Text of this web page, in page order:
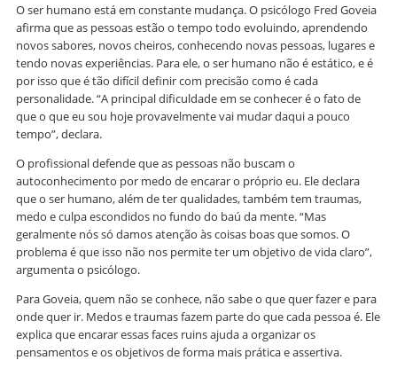
O ser humano está em constante mudança. O psicólogo Fred Goveia
afirma que as pessoas estão o tempo todo evoluindo, aprendendo
novos sabores, novos cheiros, conhecendo novas pessoas, lugares e
tendo novas experiências. Para ele, o ser humano não é estático, e é
por isso que é tão difícil definir com precisão como é cada
personalidade. “A principal dificuldade em se conhecer é o fato de
que o que eu sou hoje provavelmente vai mudar daqui a pouco
tempo”, declara.
O profissional defende que as pessoas não buscam o
autoconhecimento por medo de encarar o próprio eu. Ele declara
que o ser humano, além de ter qualidades, também tem traumas,
medo e culpa escondidos no fundo do baú da mente. “Mas
geralmente nós só damos atenção às coisas boas que somos. O
problema é que isso não nos permite ter um objetivo de vida claro”,
argumenta o psicólogo.
Para Goveia, quem não se conhece, não sabe o que quer fazer e para
onde quer ir. Medos e traumas fazem parte do que cada pessoa é. Ele
explica que encarar essas faces ruins ajuda a organizar os
pensamentos e os objetivos de forma mais prática e assertiva.